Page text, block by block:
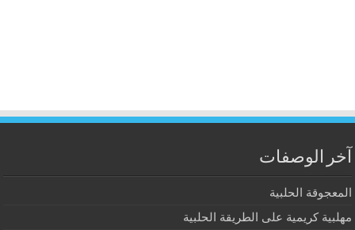
آخر الوصفات
المعجوقة الحلبية
مهلبية كريمية على الطريقة الحلبية